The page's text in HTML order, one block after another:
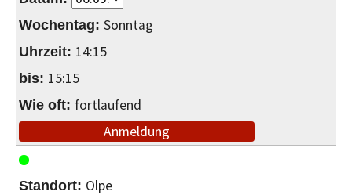
Sonntag
14:15
15:15
fortlaufend
Anmeldung
Olpe